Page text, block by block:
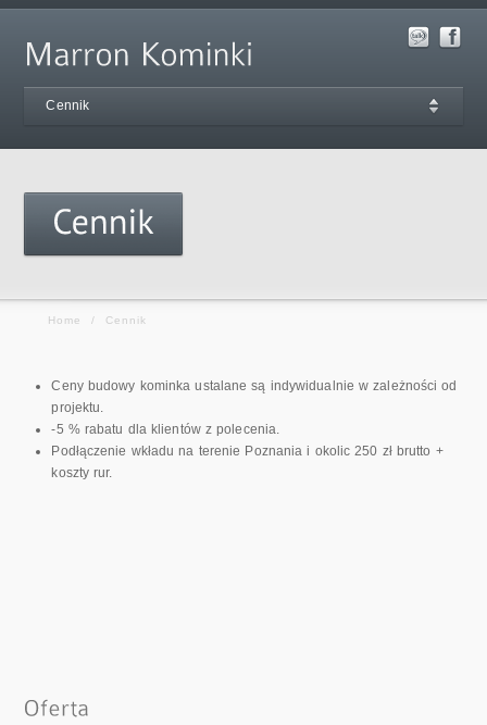
Cennik
Home / Cennik
Ceny budowy kominka ustalane są indywidualnie w zależności od
projektu.
-5 % rabatu dla klientów z polecenia.
Podłączenie wkładu na terenie Poznania i okolic 250 zł brutto +
koszty rur.